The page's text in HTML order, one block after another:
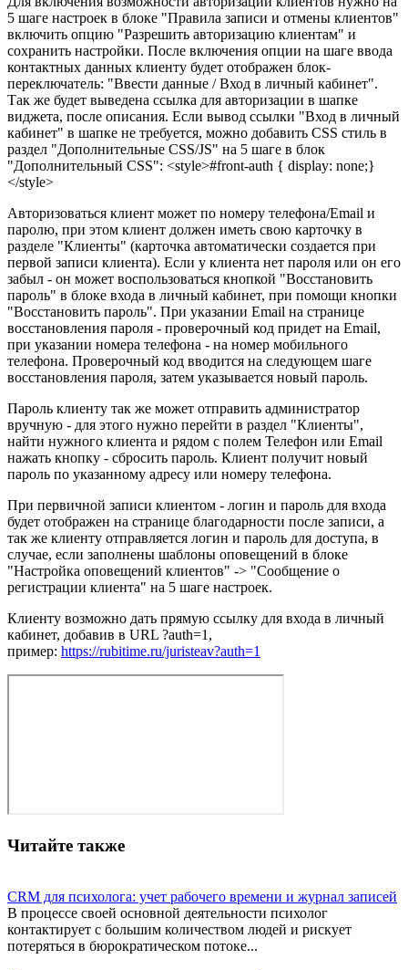
5 шаге настроек в блоке "Правила записи и отмены клиентов"
включить опцию "Разрешить авторизацию клиентам" и
сохранить настройки. После включения опции на шаге ввода
контактных данных клиенту будет отображен блок-
переключатель: "Ввести данные / Вход в личный кабинет".
Так же будет выведена ссылка для авторизации в шапке
виджета, после описания. Если вывод ссылки "Вход в личный
кабинет" в шапке не требуется, можно добавить CSS стиль в
раздел "Дополнительные CSS/JS" на 5 шаге в блок
"Дополнительный CSS": <style>#front-auth { display: none;}
</style>
Авторизоваться клиент может по номеру телефона/Email и
паролю, при этом клиент должен иметь свою карточку в
разделе "Клиенты" (карточка автоматически создается при
первой записи клиента). Если у клиента нет пароля или он его
забыл - он может воспользоваться кнопкой "Восстановить
пароль" в блоке входа в личный кабинет, при помощи кнопки
"Восстановить пароль". При указании Email на странице
восстановления пароля - проверочный код придет на Email,
при указании номера телефона - на номер мобильного
телефона. Проверочный код вводится на следующем шаге
восстановления пароля, затем указывается новый пароль.
Пароль клиенту так же может отправить администратор
вручную - для этого нужно перейти в раздел "Клиенты",
найти нужного клиента и рядом с полем Телефон или Email
нажать кнопку - сбросить пароль. Клиент получит новый
пароль по указанному адресу или номеру телефона.
При первичной записи клиентом - логин и пароль для входа
будет отображен на странице благодарности после записи, а
так же клиенту отправляется логин и пароль для доступа, в
случае, если заполнены шаблоны оповещений в блоке
"Настройка оповещений клиентов" -> "Сообщение о
регистрации клиента" на 5 шаге настроек.
Клиенту возможно дать прямую ссылку для входа в личный
кабинет, добавив в URL ?auth=1,
пример: https://rubitime.ru/juristeav?auth=1
Читайте также
CRM для психолога: учет рабочего времени и журнал записей
В процессе своей основной деятельности психолог
контактирует с большим количеством людей и рискует
потеряться в бюрократическом потоке...